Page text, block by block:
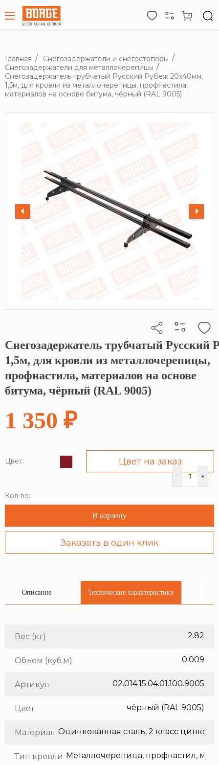
Главная
Снегозадержатели и снегостопоры
Снегозадержатели для металлочерепицы
Снегозадержатель трубчатый Русский Рубеж 20х40мм,
1,5м, для кровли из металлочерепицы, профнастила,
материалов на основе битума, чёрный (RAL 9005)
Кликните, чтобы скопировать прямую ссылку
Снегозадержатель трубчатый Русский
1,5м, для кровли из металлочерепицы,
профнастила, материалов на основе
битума, чёрный (RAL 9005)
1 350 ₽
Цвет: Цвет на заказ
Кол-во:
В корзину
Заказать в один клик
Описание Технические характеристики
Вес (кг) 2.82
Объем (куб.м) 0.009
Артикул 02.014.15.04.01.100.9005
Цвет чёрный (RAL 9005)
Материал
Тип кровли